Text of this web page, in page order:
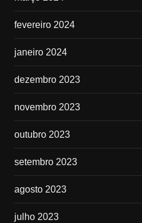
fevereiro 2024
janeiro 2024
dezembro 2023
novembro 2023
outubro 2023
setembro 2023
agosto 2023
julho 2023